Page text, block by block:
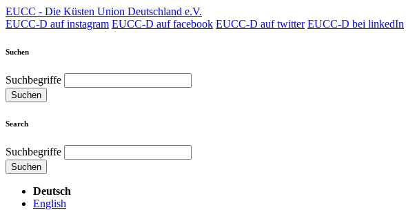
EUCC - Die Küsten Union Deutschland e.V.
EUCC-D auf instagram EUCC-D auf facebook EUCC-D auf twitter EUCC-D bei linkedIn
Suchen
Suchbegriffe
Suchen
Search
Suchbegriffe
Suchen
Deutsch
English